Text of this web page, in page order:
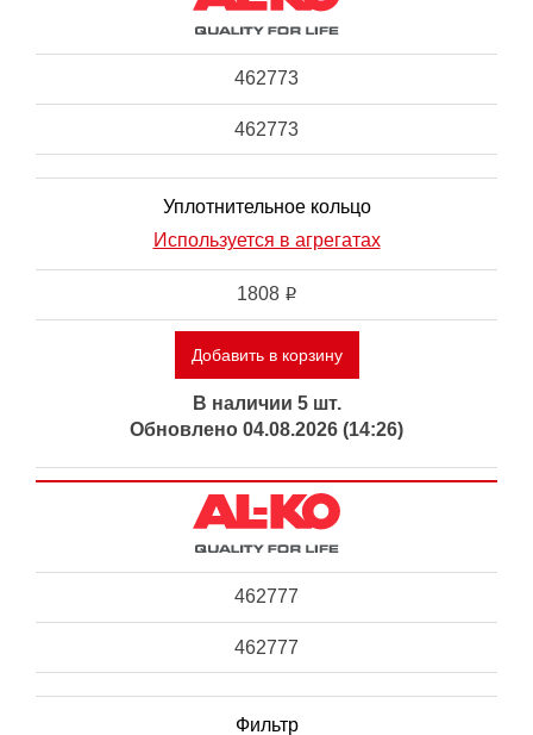
462773
462773
Уплотнительное кольцо
Используется в агрегатах
1808 i
Добавить в корзину
В наличии 5 шт.
Обновлено 04.08.2026 (14:26)
462777
462777
Фильтр